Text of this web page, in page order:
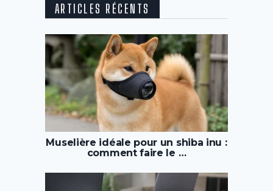
ARTICLES RÉCENTS
Muselière idéale pour un shiba inu :
comment faire le …